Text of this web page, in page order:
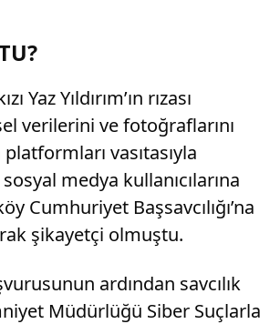
Yaz Yıldırım’ın rızası
verilerini ve fotoğraflarını
vasıtasıyla
medya kullanıcılarına
Cumhuriyet Başsavcılığı’na
şikayetçi olmuştu.
ardından savcılık
Müdürlüğü Siber Suçlarla